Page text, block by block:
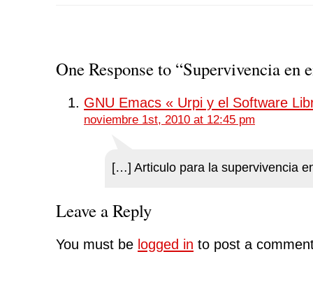
One Response to “Supervivencia en
GNU Emacs « Urpi y el Software
noviembre 1st, 2010 at 12:45 pm
[…] Articulo para la supervivencia
Leave a Reply
You must be logged in to post a